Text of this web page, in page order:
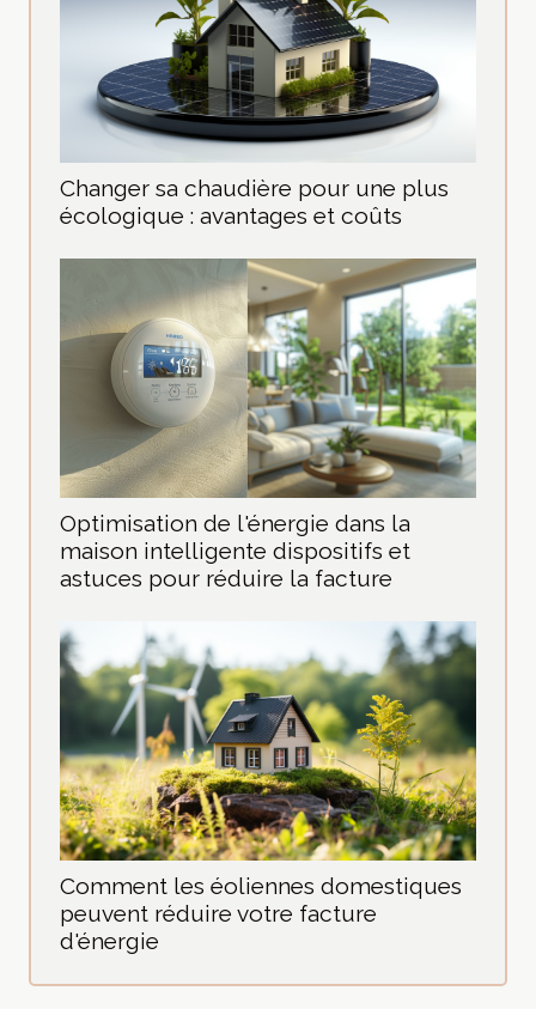
Changer sa chaudière pour une plus
écologique : avantages et coûts
Optimisation de l'énergie dans la
maison intelligente dispositifs et
astuces pour réduire la facture
Comment les éoliennes domestiques
peuvent réduire votre facture
d'énergie